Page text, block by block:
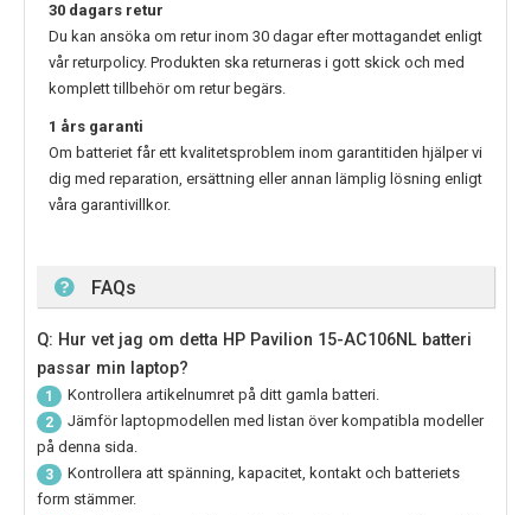
30 dagars retur
Du kan ansöka om retur inom 30 dagar efter mottagandet enligt
vår returpolicy. Produkten ska returneras i gott skick och med
komplett tillbehör om retur begärs.
1 års garanti
Om batteriet får ett kvalitetsproblem inom garantitiden hjälper vi
dig med reparation, ersättning eller annan lämplig lösning enligt
våra garantivillkor.
FAQs
Q: Hur vet jag om detta HP Pavilion 15-AC106NL batteri
passar min laptop?
1 Kontrollera artikelnumret på ditt gamla batteri.
2
Jämför laptopmodellen med listan över kompatibla modeller
på denna sida.
3
Kontrollera att spänning, kapacitet, kontakt och batteriets
form stämmer.